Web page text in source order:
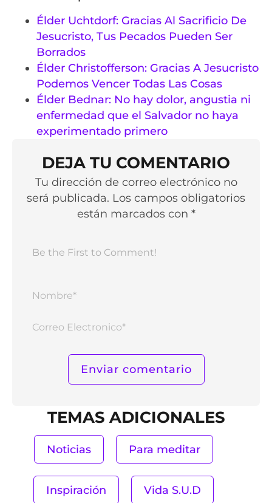
Élder Uchtdorf: Gracias Al Sacrificio De
Jesucristo, Tus Pecados Pueden Ser
Borrados
Élder Christofferson: Gracias A Jesucristo
Podemos Vencer Todas Las Cosas
Élder Bednar: No hay dolor, angustia ni
enfermedad que el Salvador no haya
experimentado primero
DEJA TU COMENTARIO
Tu dirección de correo electrónico no
será publicada. Los campos obligatorios
están marcados con *
TEMAS ADICIONALES
Noticias Para meditar
Inspiración Vida S.U.D